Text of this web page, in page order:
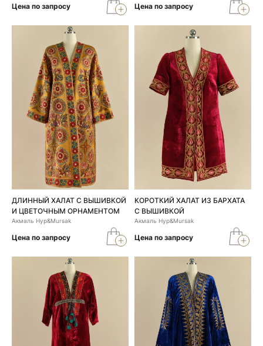
Цена по запросу Цена по запросу
ДЛИННЫЙ ХАЛАТ С ВЫШИВКОЙ
И ЦВЕТОЧНЫМ ОРНАМЕНТОМ
Акмаль Нур&Mursak
Цена по запросу
КОРОТКИЙ ХАЛАТ ИЗ БАРХАТА
С ВЫШИВКОЙ
Акмаль Нур&Mursak
Цена по запросу